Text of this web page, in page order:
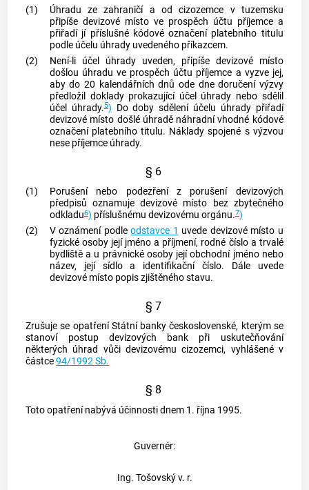
(1) Úhradu ze zahraničí a odcizozemce v tuzemsku
připíše devizové místo ve prospěch účtu příjemce a
přiřadí jí příslušné kódové označení platebního titulu
podle účelu úhrady uvedeného příkazcem.
(2)
Není-li účel úhrady uveden, připíše devizové místo
došlou úhradu ve prospěch účtu příjemce a vyzve jej,
aby do 20 kalendářních dnů ode dne doručení výzvy
předložil doklady prokazující účel úhrady nebo sdělil
účel úhrady.5) Do doby sdělení účelu úhrady přiřadí
devizové místo došlé úhradě náhradní vhodné kódové
označení platebního titulu. Náklady spojené s výzvou
nese příjemce úhrady.
§ 6
(1)
Porušení nebo podezření z porušení devizových
předpisů oznamuje devizové místo bez zbytečného
odkladu6) příslušnému devizovému orgánu.7)
(2)
V oznámení podleodstavce 1 uvede devizové místo u
fyzické osoby její jméno a příjmení, rodné číslo a trvalé
bydliště a u právnické osoby její obchodní jméno nebo
název, její sídlo a identifikační číslo. Dále uvede
devizové místo popis zjištěného stavu.
§ 7
Zrušuje se opatření Státní banky československé, kterým se
stanoví postup devizových bank při uskutečňování
některých úhrad vůči devizovémucizozemci, vyhlášené v
částce94/1992 Sb.
§ 8
Toto opatření nabývá účinnosti dnem 1. října 1995.
Guvernér:
Ing. Tošovský v. r.